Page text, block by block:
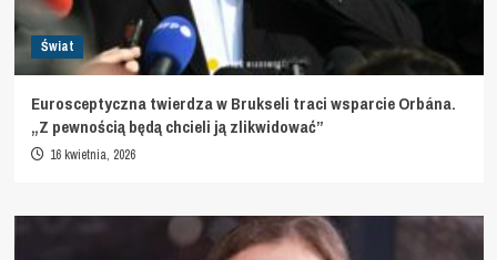
Świat
Eurosceptyczna twierdza w Brukseli traci wsparcie Orbána.
„Z pewnością będą chcieli ją zlikwidować”
16 kwietnia, 2026